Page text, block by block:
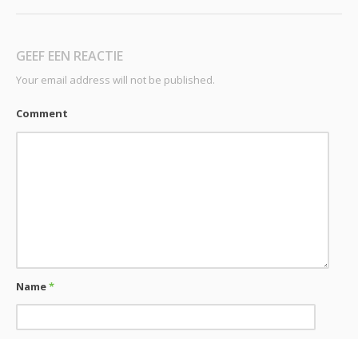
GEEF EEN REACTIE
Your email address will not be published.
Comment
Name*